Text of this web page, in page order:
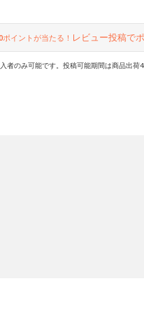
ポイントが当たる！ レビュー投稿で
者のみ可能です。投稿可能期間は商品出荷